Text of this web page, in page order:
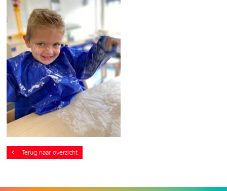
Terug naar overzicht